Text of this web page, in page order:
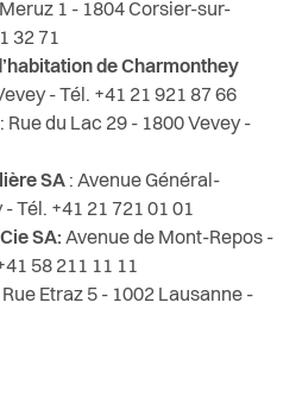
1 - 1804 Corsier-sur-
32 71
de Charmonthey
- Tél. +41 21 921 87 66
: Rue du Lac 29 - 1800 Vevey -
SA : Avenue Général-
Tél. +41 21 721 01 01
SA:Avenue de Mont-Repos -
58 211 11 11
Rue Etraz 5 - 1002 Lausanne -